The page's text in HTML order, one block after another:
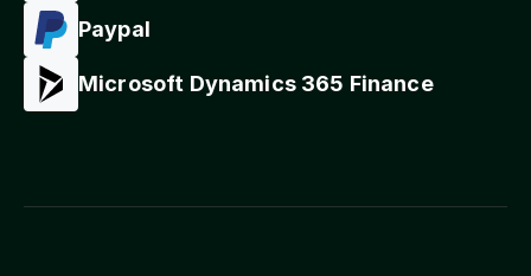
Paypal
Microsoft Dynamics 365 Finance